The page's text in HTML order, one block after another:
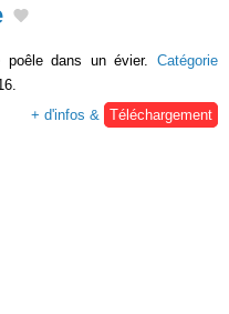
poêle dans un évier. Catégorie
+ d'infos & Téléchargement